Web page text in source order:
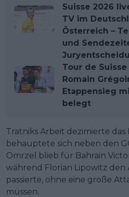
Suisse 2026
TV im
Österreich –
und
Tour de
Romain
Etappensieg
belegt
Tratniks Arbeit dezimierte das
behauptete sich neben den
Omrzel blieb für Bahrain
während Florian Lipowitz den
passierte, ohne eine große
müssen.